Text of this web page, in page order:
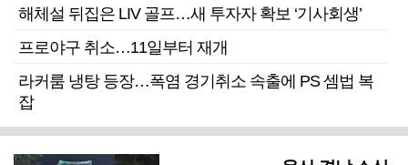
해체설 뒤집은 LIV 골프…새 투자자 확보 ‘기사회생’
프로야구 취소…11일부터 재개
라커룸 냉탕 등장…폭염 경기취소 속출에 PS 셈법 복
잡